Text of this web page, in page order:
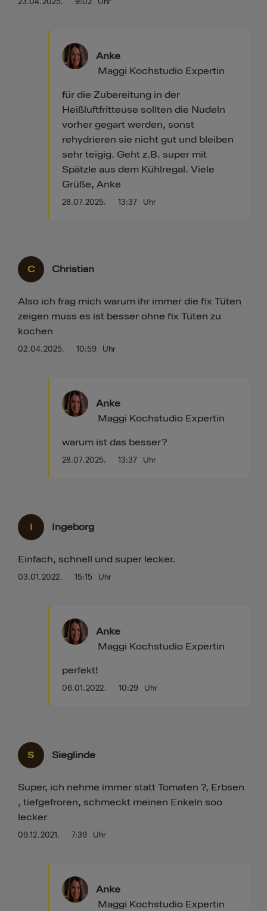
Anke
28.07.2025. 13:37 Uhr
Maggi Kochstudio Expertin
für die Zubereitung in der
Heißluftfritteuse sollten die Nudeln
vorher gegart werden, sonst
rehydrieren sie nicht gut und bleiben
sehr teigig. Geht z.B. super mit
Spätzle aus dem Kühlregal. Viele
Grüße, Anke
C Christian
02.04.2025. 10:59 Uhr
Also ich frag mich warum ihr immer die fix Tüten
zeigen muss es ist besser ohne fix Tüten zu
kochen
Anke
28.07.2025. 13:37 Uhr
Maggi Kochstudio Expertin
warum ist das besser?
I Ingeborg
03.01.2022. 15:15 Uhr
Einfach, schnell und super lecker.
Anke
06.01.2022. 10:29 Uhr
Maggi Kochstudio Expertin
perfekt!
S Sieglinde
09.12.2021. 7:39 Uhr
Super, ich nehme immer statt Tomaten ?, Erbsen
, tiefgefroren, schmeckt meinen Enkeln soo
lecker
Anke
Maggi Kochstudio Expertin